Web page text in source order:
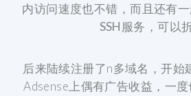
内访问速度也不错，而且还有
SSH服务，可以
后来陆续注册了n多域名，开始
Adsense上偶有广告收益，一